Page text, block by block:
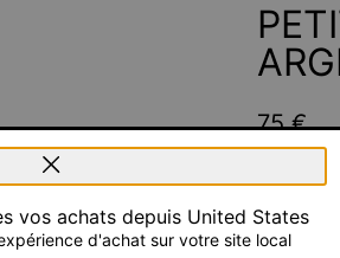
75 €
Pay with
vos achats depuis United States
d'achat sur votre site local